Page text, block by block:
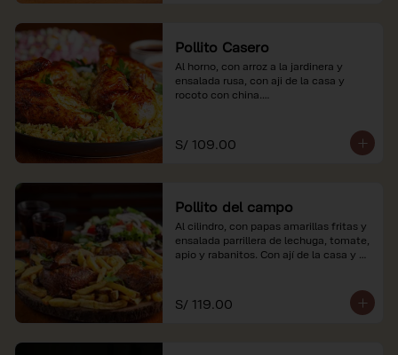
Pollito Casero
Al horno, con arroz a la jardinera y
ensalada rusa, con aji de la casa y
rocoto con china.
soles e incluyen impuestos de ley y
recargo al consumo.
S/ 109.00
Pollito del campo
Al cilindro, con papas amarillas fritas y
ensalada parrillera de lechuga, tomate,
apio y rabanitos. Con ají de la casa y
*Nuestros precios están expresados en
soles e incluyen impuestos de ley y
S/ 119.00